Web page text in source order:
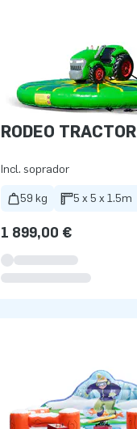
RODEO TRACTOR
Incl. soprador
59 kg 5 x 5 x 1.5m
1 899,00 €